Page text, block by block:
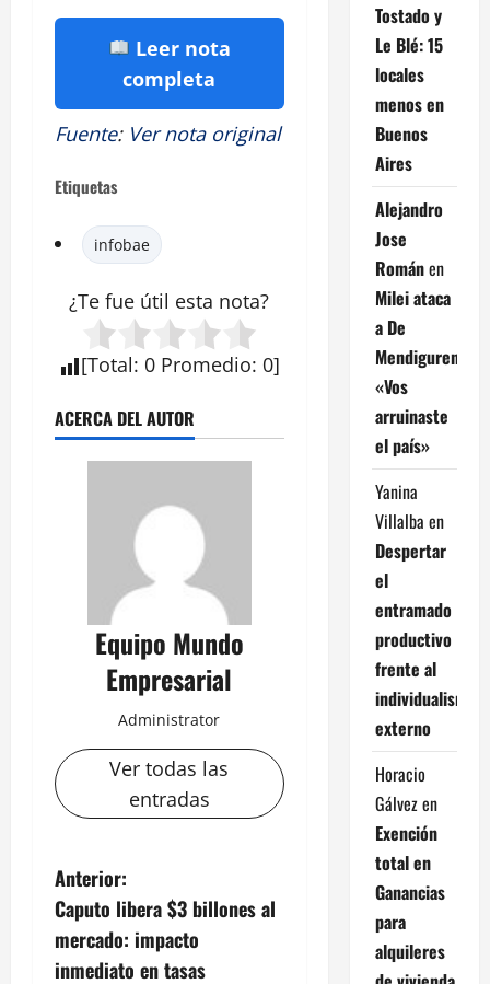
Leer nota
completa
Fuente: Ver nota original
Etiquetas
infobae
¿Te fue útil esta nota?
[Total: 0 Promedio: 0]
ACERCA DEL AUTOR
Equipo Mundo
Empresarial
Administrator
Ver todas las
entradas
N
a
Anterior:
Caputo libera $3 billones al
mercado: impacto
inmediato en tasas
Tostado y
Le Blé: 15
locales
menos en
Buenos
Aires
Alejandro
Jose
Románen
Milei ataca
a De
Mendiguren:
«Vos
arruinaste
el país»
Yanina
Villalba en
Despertar
el
entramado
productivo
frente al
individualismo
externo
Horacio
Gálvezen
Exención
total en
Ganancias
para
alquileres